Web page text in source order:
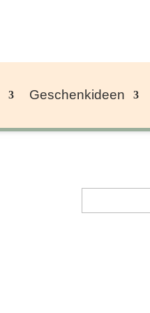
Geschenkideen